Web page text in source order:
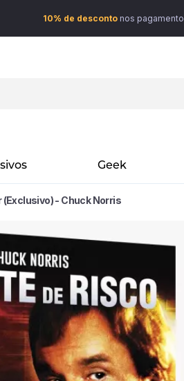
10% de desconto nos
Geek
- Chuck Norris